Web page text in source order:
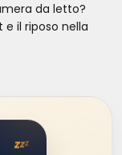
da letto?
il riposo nella
zzz